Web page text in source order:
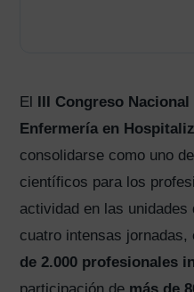
El III Congreso
Enfermería en
consolidarse como uno
científicos para los
actividad en las
cuatro intensas
de 2.000 profesionales